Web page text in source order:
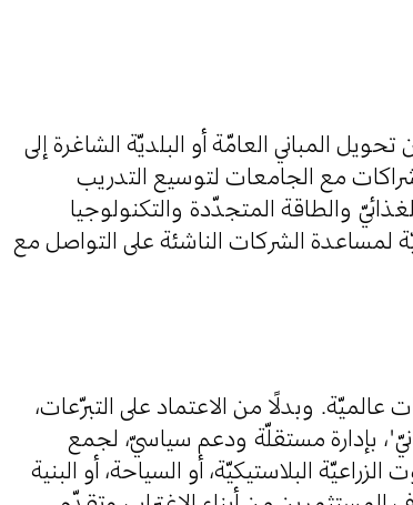
المباني العامّة أو البلديّة الشاغرة إلى
مع الجامعات لتوسيع التدريب
والطاقة المتجدّدة والتكنولوجيا
لمساعدة الشركات الناشئة على التواصل مع
وبدلًا من الاعتماد على التبرّعات،
بإدارة مستقلّة ودعم سياسيّ، لجمع
البلاستيكيّة، أو السياحة، أو البنية